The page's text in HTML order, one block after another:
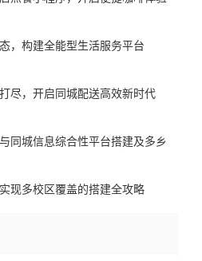
，构建全能型生活服务平台​
尽，开启同城配送高效新时代
同城信息综合性平台搭建及多乡
现多校区覆盖的搭建全攻略